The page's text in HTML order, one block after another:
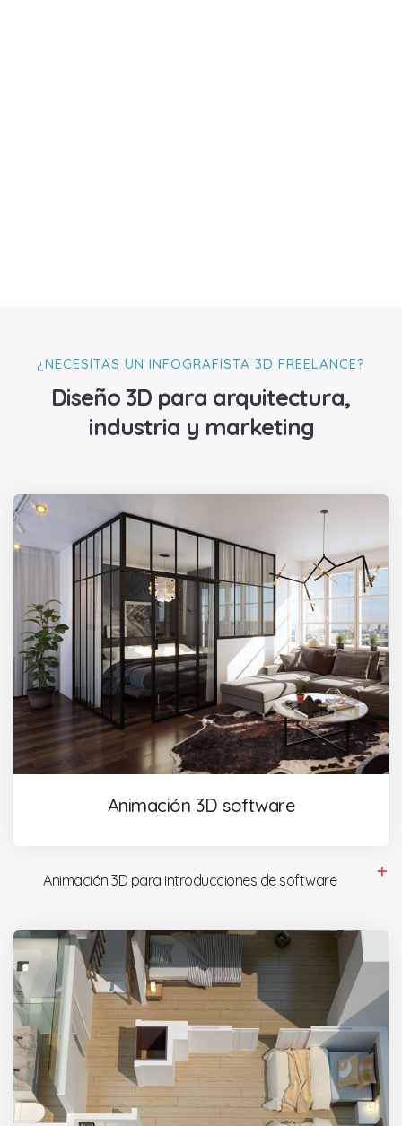
¿NECESITAS UN INFOGRAFISTA 3D FREELANCE?
Diseño 3D para arquitectura,
industria y marketing
Animación 3D software
Animación 3D para introducciones de software